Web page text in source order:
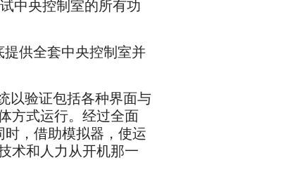
中央控制室的所有功
供全套中央控制室并
以验证包括各种界面与
方式运行。经过全面
，借助模拟器，使运
术和人力从开机那一